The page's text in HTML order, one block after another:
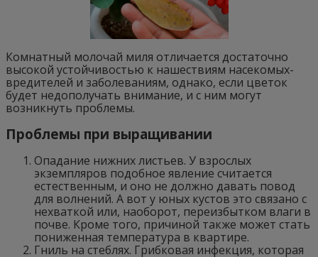
Комнатный молочай миля отличается достаточно
высокой устойчивостью к нашествиям насекомых-
вредителей и заболеваниям, однако, если цветок
будет недополучать внимание, и с ним могут
возникнуть проблемы.
Проблемы при выращивании
Опадание нижних листьев. У взрослых
экземпляров подобное явление считается
естественным, и оно не должно давать повод
для волнений. А вот у юных кустов это связано с
нехваткой или, наоборот, переизбытком влаги в
почве. Кроме того, причиной также может стать
пониженная температура в квартире.
Гниль на стеблях. Грибковая инфекция, которая